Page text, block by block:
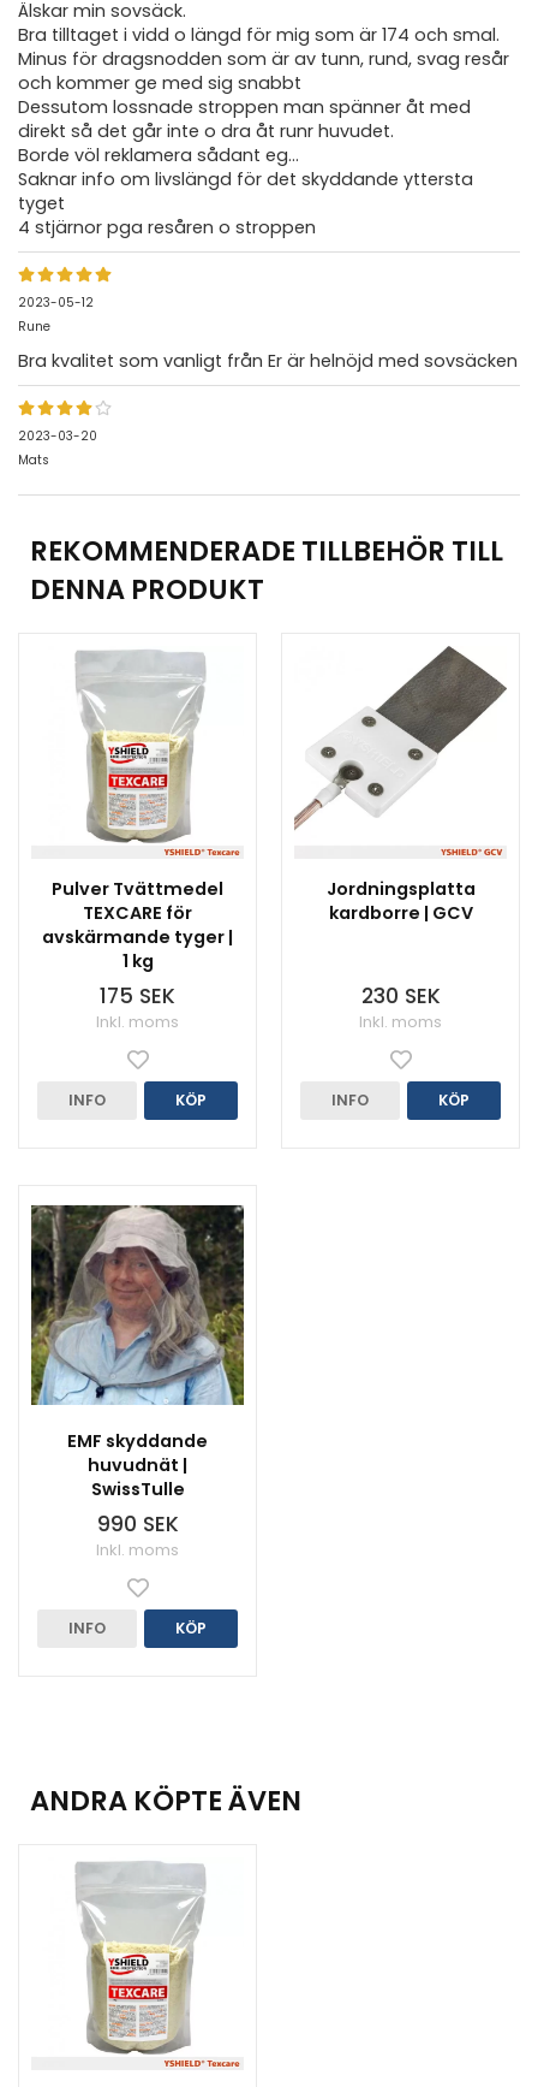
Älskar min sovsäck.
Bra tilltaget i vidd o längd för mig som är 174 och smal.
Minus för dragsnodden som är av tunn, rund, svag resår
och kommer ge med sig snabbt
Dessutom lossnade stroppen man spänner åt med
direkt så det går inte o dra åt runr huvudet.
Borde völ reklamera sådant eg...
Saknar info om livslängd för det skyddande yttersta
tyget
4 stjärnor pga resåren o stroppen
2023-05-12
Rune
Bra kvalitet som vanligt från Er är helnöjd med sovsäcken
2023-03-20
Mats
REKOMMENDERADE TILLBEHÖR TILL
DENNA PRODUKT
Pulver Tvättmedel
TEXCARE för
avskärmande tyger |
1 kg
175 SEK
Inkl. moms
INFO KÖP
Jordningsplatta
kardborre | GCV
230 SEK
Inkl. moms
INFO KÖP
EMF skyddande
huvudnät |
SwissTulle
990 SEK
Inkl. moms
INFO KÖP
ANDRA KÖPTE ÄVEN